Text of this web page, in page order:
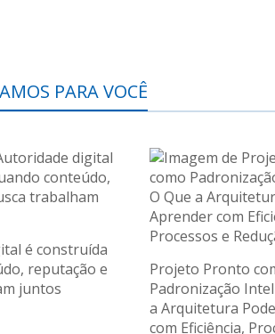
PARA VOCÊ
é construída
reputação e
juntos
Projeto Pronto
Padronização
a Arquitetura
com Eficiência,